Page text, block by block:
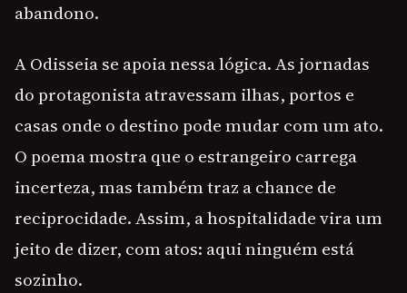
abandono.
A Odisseia se apoia nessa lógica. As jornadas
do protagonista atravessam ilhas, portos e
casas onde o destino pode mudar com um ato.
O poema mostra que o estrangeiro carrega
incerteza, mas também traz a chance de
reciprocidade. Assim, a hospitalidade vira um
jeito de dizer, com atos: aqui ninguém está
sozinho.